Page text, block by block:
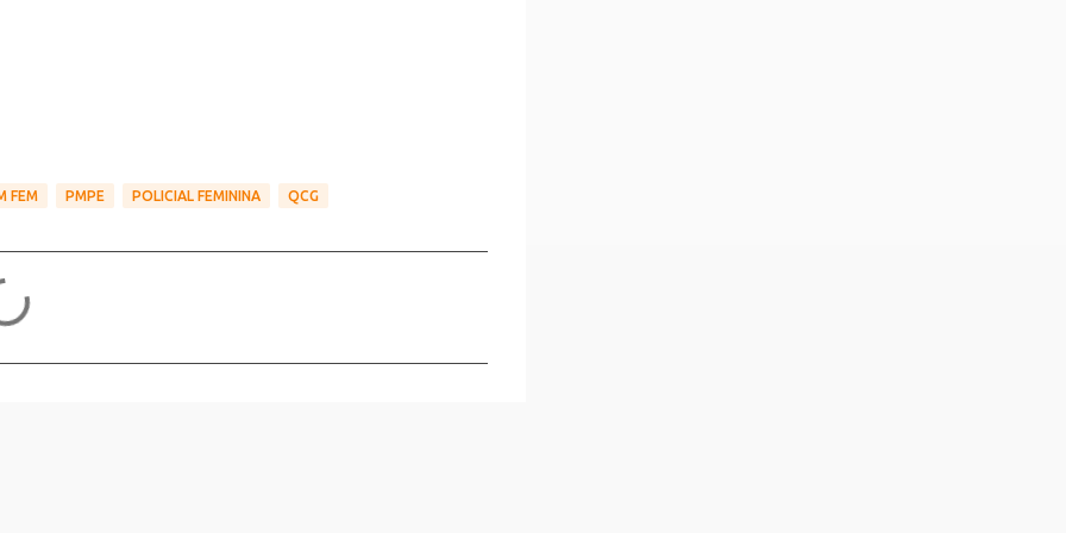
FEM PMPE POLICIAL FEMININA QCG